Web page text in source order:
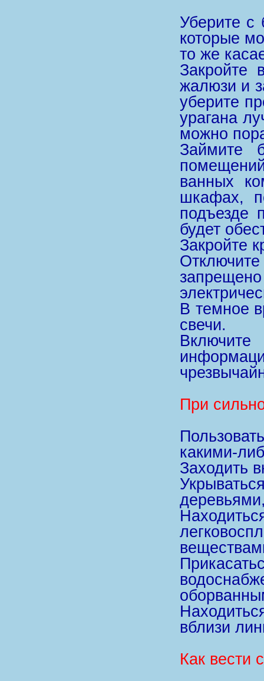
Уберите с
которые
то же
Закройте
жалюзи и
уберите
урагана
можно
Займите
ванных
шкафах,
подъезде
будет
Закройте
В темное
свечи.
При
какими-
Заходить
вблизи
Как вести